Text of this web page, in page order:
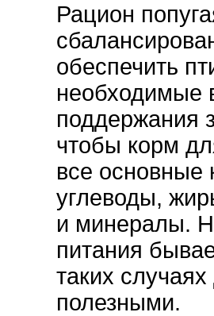
Рацион
обеспечить
необходимые
поддержания
чтобы корм
все основные
углеводы,
и минералы.
питания
таких
полезными.